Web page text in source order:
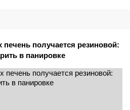
получается резиновой:
в панировке